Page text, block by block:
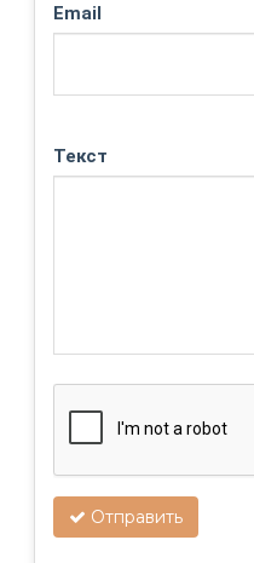
Email
Текст
Отправить